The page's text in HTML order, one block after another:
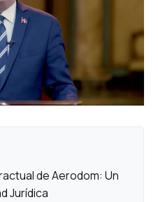
de Aerodom: Un
Jurídica